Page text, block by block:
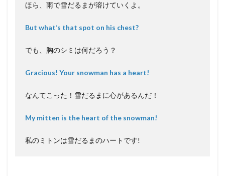
ほら、雨で雪だるまが溶けていくよ。
But what’s that spot on his chest?
でも、胸のシミは何だろう？
Gracious! Your snowman has a heart!
なんてこった！雪だるまに心があるんだ！
My mitten is the heart of the snowman!
私のミトンは雪だるまのハートです!